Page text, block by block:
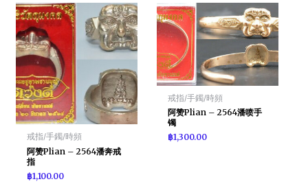
戒指/手鐲/時頻
阿赞Plian – 2564潘奔戒
指
฿1,100.00
戒指/手鐲/時頻
阿赞Plian – 2564潘喷手
镯
฿1,300.00